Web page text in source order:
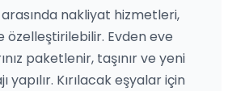
nakliyat hizmetleri,
özelleştirilebilir. Evden eve
paketlenir, taşınır ve yeni
yapılır. Kırılacak eşyalar için